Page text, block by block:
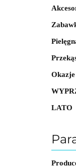
Okazje
LATO